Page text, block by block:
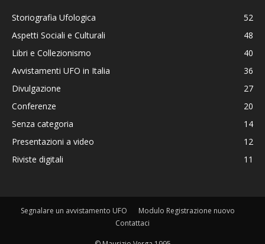
Storiografia Ufologica
52
Aspetti Sociali e Culturali
48
Libri e Collezionismo
40
Avvistamenti UFO in Italia
36
Divulgazione
27
Conferenze
20
Senza categoria
14
Presentazioni a video
12
Riviste digitali
11
Segnalare un avvistamento UFO
Modulo Registrazione nuovo
Contattaci